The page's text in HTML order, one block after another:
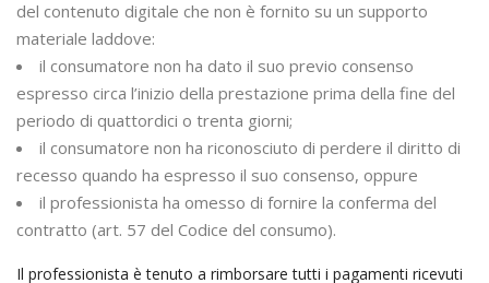
del contenuto digitale che non è fornito su un supporto
materiale laddove:
il consumatore non ha dato il suo previo consenso
espresso circa l’inizio della prestazione prima della fine del
periodo di quattordici o trenta giorni;
il consumatore non ha riconosciuto di perdere il diritto di
recesso quando ha espresso il suo consenso, oppure
il professionista ha omesso di fornire la conferma del
contratto (art. 57 del Codice del consumo).
Il professionista è tenuto a rimborsare tutti i pagamenti ricevuti